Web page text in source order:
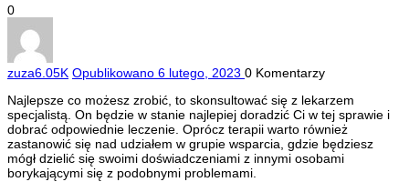
0
zuza6.05K Opublikowano 6 lutego, 2023 0 Komentarzy
Najlepsze co możesz zrobić, to skonsultować się z lekarzem
specjalistą. On będzie w stanie najlepiej doradzić Ci w tej sprawie i
dobrać odpowiednie leczenie. Oprócz terapii warto również
zastanowić się nad udziałem w grupie wsparcia, gdzie będziesz
mógł dzielić się swoimi doświadczeniami z innymi osobami
borykającymi się z podobnymi problemami.